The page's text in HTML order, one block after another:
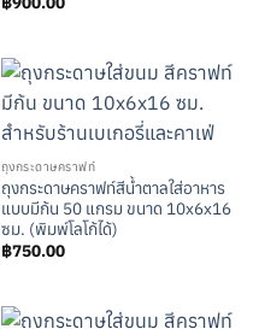
ถุงกระดาษคราฟท์
ถุงกระดาษคราฟท์สีน้ำตาลใส่อาหาร
แบบมีก้น 50 แกรม ขนาด 10x6x16
ซม. (พิมพ์โลโก้ได้)
฿750.00